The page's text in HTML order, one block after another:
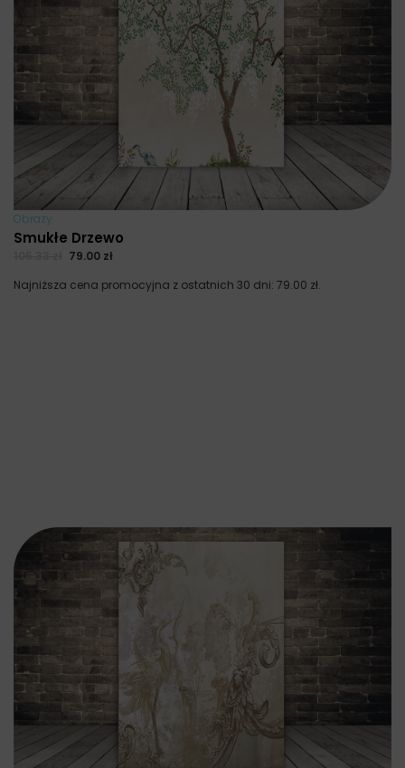
Obrazy
Smukłe Drzewo
79.00 zł
Najniższa cena promocyjna z ostatnich 30 dni: 79.00 zł.